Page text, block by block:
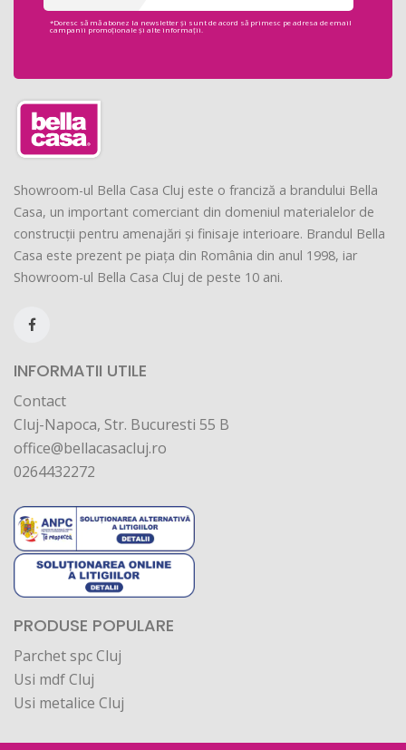
*Doresc să mă abonez la newsletter și sunt de acord să primesc pe adresa de email
campanii promoționale și alte informații.
Showroom-ul Bella Casa Cluj este o franciză a brandului Bella
Casa, un important comerciant din domeniul materialelor de
construcții pentru amenajări și finisaje interioare. Brandul Bella
Casa este prezent pe piața din România din anul 1998, iar
Showroom-ul Bella Casa Cluj de peste 10 ani.
INFORMATII UTILE
Contact
Cluj-Napoca, Str. Bucuresti 55 B
office@bellacasacluj.ro
0264432272
PRODUSE POPULARE
Parchet spc Cluj
Usi mdf Cluj
Usi metalice Cluj